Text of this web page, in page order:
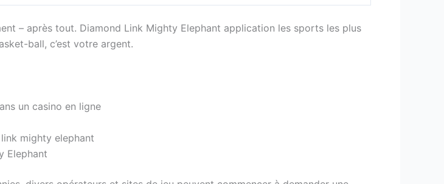
– après tout. Diamond Link Mighty Elephant application les sports les plus
ball, c’est votre argent.
un casino en ligne
mighty elephant
Elephant